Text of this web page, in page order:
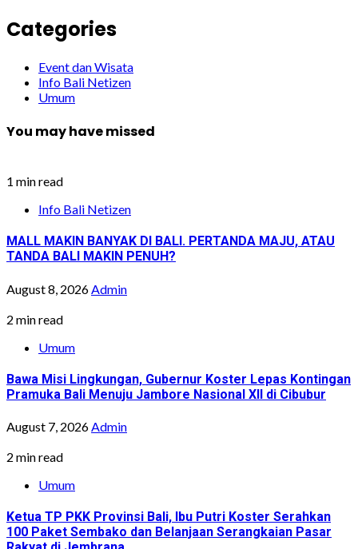
Categories
Event dan Wisata
Info Bali Netizen
Umum
You may have missed
1 min read
Info Bali Netizen
MALL MAKIN BANYAK DI BALI. PERTANDA MAJU, ATAU
TANDA BALI MAKIN PENUH?
August 8, 2026 Admin
2 min read
Umum
Bawa Misi Lingkungan, Gubernur Koster Lepas Kontingan
Pramuka Bali Menuju Jambore Nasional XII di Cibubur
August 7, 2026Admin
2 min read
Umum
Ketua TP PKK Provinsi Bali, Ibu Putri Koster Serahkan
100 Paket Sembako dan Belanjaan Serangkaian Pasar